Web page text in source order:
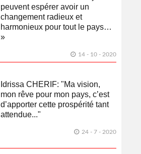
peuvent espérer avoir un
changement radieux et
harmonieux pour tout le pays…
»
14 - 10 - 2020
Idrissa CHERIF: "Ma vision,
mon rêve pour mon pays, c’est
d’apporter cette prospérité tant
attendue..."
24 - 7 - 2020